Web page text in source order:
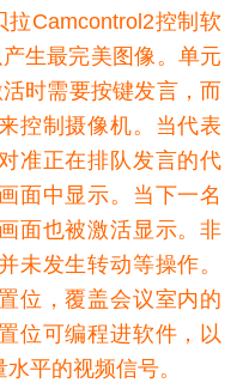
Camcontrol2控制软
生最完美图像。单元
时需要按键发言，而
控制摄像机。当代表
准正在排队发言的代
面中显示。当下一名
面也被激活显示。非
未发生转动等操作。
位，覆盖会议室内的
位可编程进软件，以
平的视频信号。